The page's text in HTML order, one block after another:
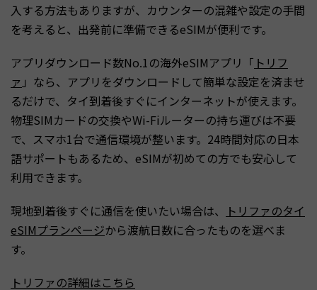
入する方法もありますが、カウンターの混雑や設定の手間
を考えると、出発前に準備できるeSIMが便利です。
アプリダウンロード数No.1の海外eSIMアプリ「 トリフ
ァ 」なら、アプリをダウンロードして簡単な設定を済ませ
るだけで、タイ到着後すぐにインターネットが使えます。
物理SIMカードの交換やWi-Fiルーターの持ち運びは不要
で、スマホ1台で通信環境が整います。24時間対応の日本
語サポートもあるため、eSIMが初めての方でも安心して
利用できます。
現地到着後すぐに通信を使いたい場合は、
トリファのタイ
eSIMプランページから渡航日数に合ったものを選べま
す。
トリファの詳細はこちら